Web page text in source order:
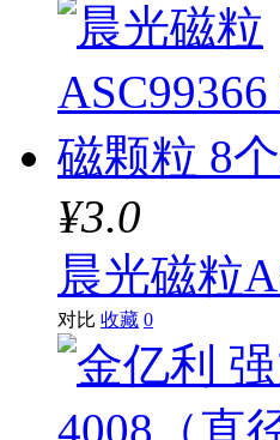
¥3.0
晨光磁粒
对比 收藏 0